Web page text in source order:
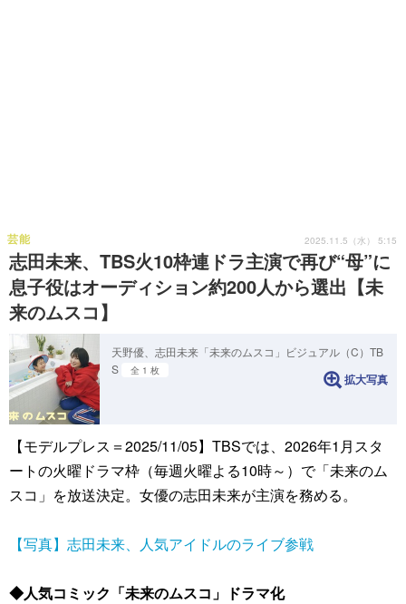
志田未来、TBS火10枠連ドラ主演で再び“母”に
息子役はオーディション約200人から選出【未
来のムスコ】
芸能 2025.11.5（水） 5:15
天野優、志田未来「未来のムスコ」ビジュアル（C）TB
S
全 1 枚
拡大写真
【モデルプレス＝2025/11/05】TBSでは、2026年1月スタ
ートの火曜ドラマ枠（毎週火曜よる10時～）で「未来のム
スコ」を放送決定。女優の志田未来が主演を務める。
【写真】志田未来、人気アイドルのライブ参戦
◆人気コミック「未来のムスコ」ドラマ化